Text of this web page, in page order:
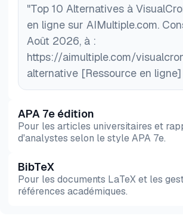
"Top 10 Alternatives à
en ligne sur AIMultiple.com.
Août 2026, à :
https://aimultiple.com/
alternative [Ressource en ligne]
APA 7e édition
Pour les articles universitaires et
d'analystes selon le style APA 7e.
Aperçu HTML
BibTeX
Pour les documents LaTeX et les
références académiques.